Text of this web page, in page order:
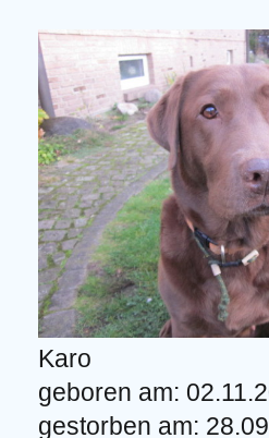
Karo
geboren am:
gestorben am: